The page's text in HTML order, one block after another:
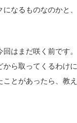
なるものなのかと
はまだ咲く前です
ら取ってくるわけ
とがあったら、教